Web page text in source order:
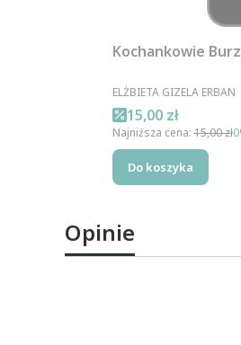
Kochankowie
PRODUCENT
ELŻBIETA GIZELA ERBAN
Cena promocyjna
15,00 zł
Najniższa cena: 15,00 zł
Do koszyka
Opinie